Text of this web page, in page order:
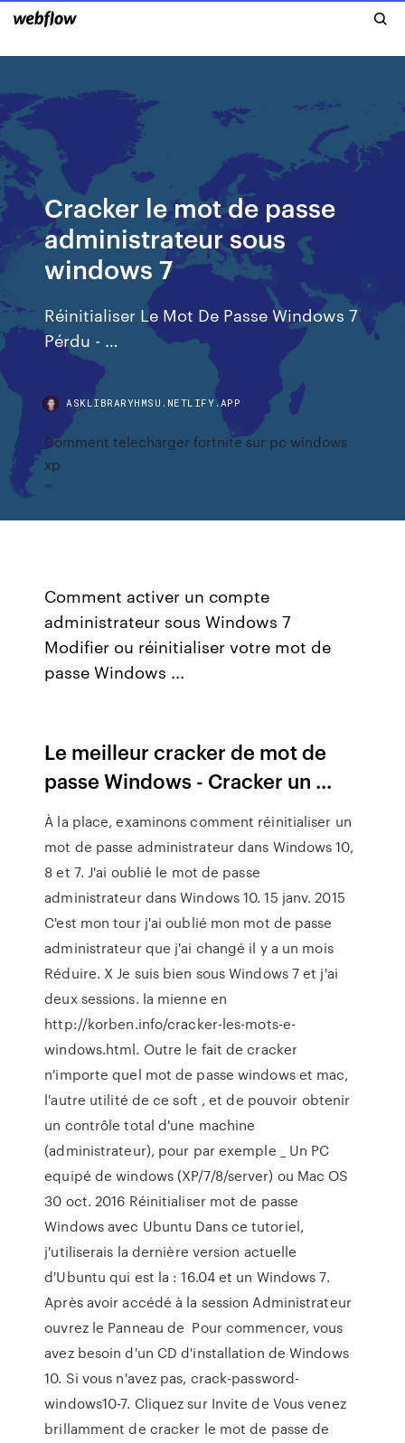
Cracker le mot de passe
administrateur sous
windows 7
Réinitialiser Le Mot De Passe Windows 7
Pérdu - …
ASKLIBRARYHMSU.NETLIFY.APP
Comment telecharger fortnite sur pc windows
xp
Comment activer un compte
administrateur sous Windows 7
Modifier ou réinitialiser votre mot de
passe Windows ...
Le meilleur cracker de mot de
passe Windows - Cracker un ...
À la place, examinons comment réinitialiser un
mot de passe administrateur dans Windows 10,
8 et 7. J'ai oublié le mot de passe
administrateur dans Windows 10. 15 janv. 2015
C'est mon tour j'ai oublié mon mot de passe
administrateur que j'ai changé il y a un mois
Réduire. X Je suis bien sous Windows 7 et j'ai
deux sessions. la mienne en
http://korben.info/cracker-les-mots-e-
windows.html. Outre le fait de cracker
n'importe quel mot de passe windows et mac,
l'autre utilité de ce soft , et de pouvoir obtenir
un contrôle total d'une machine
(administrateur), pour par exemple _ Un PC
equipé de windows (XP/7/8/server) ou Mac OS
30 oct. 2016 Réinitialiser mot de passe
Windows avec Ubuntu Dans ce tutoriel,
j'utiliserais la dernière version actuelle
d'Ubuntu qui est la : 16.04 et un Windows 7.
Après avoir accédé à la session Administrateur
ouvrez le Panneau de Pour commencer, vous
avez besoin d'un CD d'installation de Windows
10. Si vous n'avez pas, crack-password-
windows10-7. Cliquez sur Invite de Vous venez
brillamment de cracker le mot de passe de